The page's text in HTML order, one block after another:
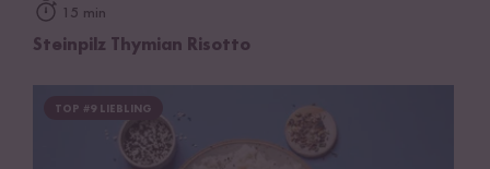
15 min
Steinpilz Thymian Risotto
TOP #9 LIEBLING